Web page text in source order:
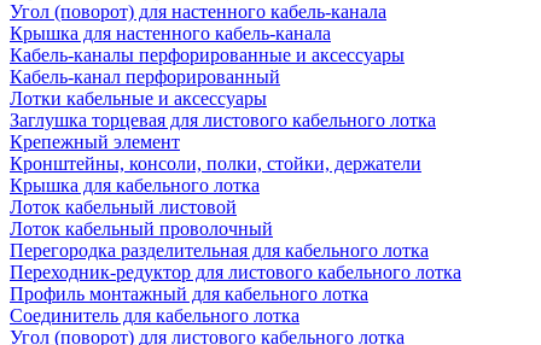
Угол (поворот) для настенного кабель-канала
Крышка для настенного кабель-канала
Кабель-каналы перфорированные и аксессуары
Кабель-канал перфорированный
Лотки кабельные и аксессуары
Заглушка торцевая для листового кабельного лотка
Крепежный элемент
Кронштейны, консоли, полки, стойки, держатели
Крышка для кабельного лотка
Лоток кабельный листовой
Лоток кабельный проволочный
Перегородка разделительная для кабельного лотка
Переходник-редуктор для листового кабельного лотка
Профиль монтажный для кабельного лотка
Соединитель для кабельного лотка
Угол (поворот) для листового кабельного лотка